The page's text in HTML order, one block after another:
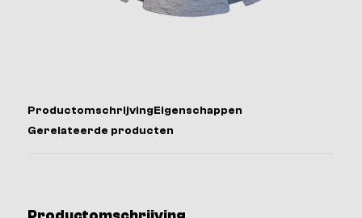
ProductomschrijvingEigenschappen
Gerelateerde producten